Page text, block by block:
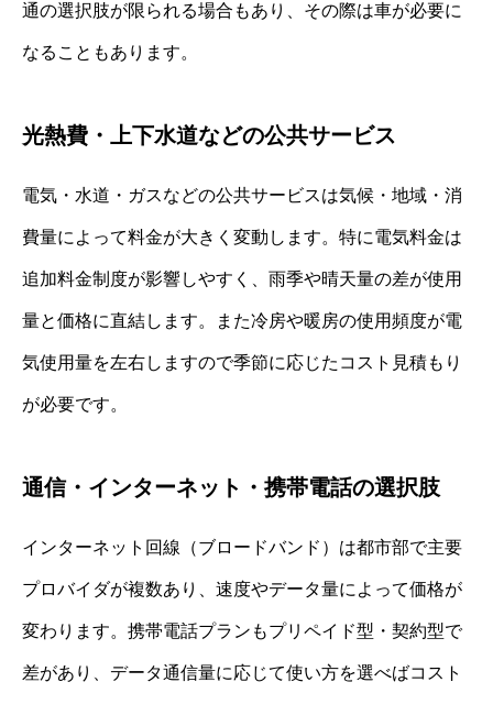
通の選択肢が限られる場合もあり、その際は車が必要に
なることもあります。
光熱費・上下水道などの公共サービス
電気・水道・ガスなどの公共サービスは気候・地域・消
費量によって料金が大きく変動します。特に電気料金は
追加料金制度が影響しやすく、雨季や晴天量の差が使用
量と価格に直結します。また冷房や暖房の使用頻度が電
気使用量を左右しますので季節に応じたコスト見積もり
が必要です。
通信・インターネット・携帯電話の選択肢
インターネット回線（ブロードバンド）は都市部で主要
プロバイダが複数あり、速度やデータ量によって価格が
変わります。携帯電話プランもプリペイド型・契約型で
差があり、データ通信量に応じて使い方を選べばコスト